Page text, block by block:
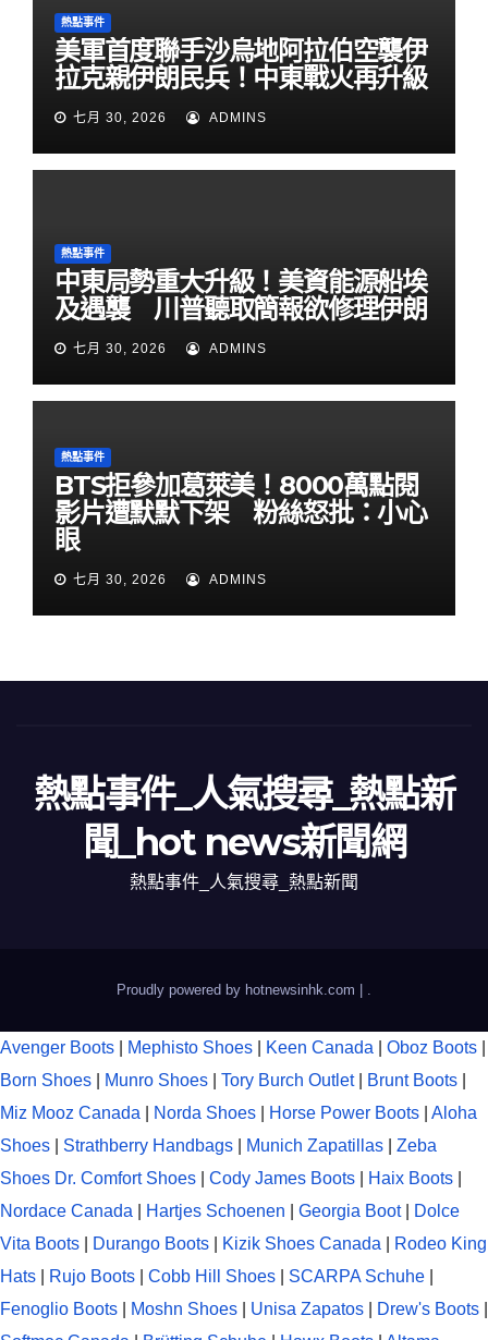
熱點事件
美軍首度聯手沙烏地阿拉伯空襲伊
拉克親伊朗民兵！中東戰火再升級
七月 30, 2026 ADMINS
熱點事件
中東局勢重大升級！美資能源船埃
及遇襲 川普聽取簡報欲修理伊朗
七月 30, 2026 ADMINS
熱點事件
BTS拒參加葛萊美！8000萬點閱
影片遭默默下架 粉絲怒批：小心
眼
七月 30, 2026 ADMINS
熱點事件_人氣搜尋_熱點新
聞_hot news新聞網
熱點事件_人氣搜尋_熱點新聞
Proudly powered by hotnewsinhk.com |
Avenger Boots Mephisto Shoes Keen Canada Oboz Boots
Born Shoes
Munro Shoes Tory Burch Outlet Brunt Boots
Miz Mooz Canada
Norda Shoes Horse Power Boots
Aloha
Shoes
Strathberry Handbags Munich Zapatillas
Zeba
Shoes Dr. Comfort Shoes Cody James Boots Haix Boots
Nordace Canada
Hartjes Schoenen Georgia Boot|
Dolce
Vita Boots
Durango Boots Kizik Shoes Canada
Rodeo King
Hats
Rujo Boots Cobb Hill Shoes SCARPA Schuhe
Fenoglio Boots
Moshn Shoes Unisa Zapatos Drew's Boots